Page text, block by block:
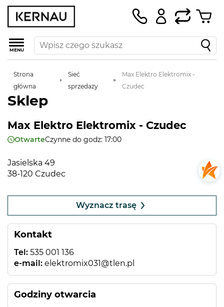
MENU
Strona
główna
Sieć
sprzedaży
Max Elektro Elektromix -
Czudec
Sklep
Max Elektro Elektromix - Czudec
OtwarteCzynne do godz: 17:00
Jasielska 49
38-120 Czudec
Kontakt
Tel: 535 001 136
e-mail: elektromix031@tlen.pl
Godziny otwarcia
−
contributors
Wyznacz trasę